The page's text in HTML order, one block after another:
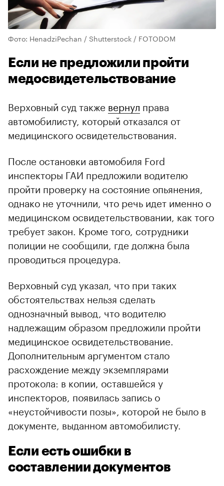
Фото: HenadziPechan / Shutterstock / FOTODOM
Если не предложили пройти
медосвидетельствование
Верховный суд также вернул права
автомобилисту, который отказался от
медицинского освидетельствования.
После остановки автомобиля Ford
инспекторы ГАИ предложили водителю
пройти проверку на состояние опьянения,
однако не уточнили, что речь идет именно о
медицинском освидетельствовании, как того
требует закон. Кроме того, сотрудники
полиции не сообщили, где должна была
проводиться процедура.
Верховный суд указал, что при таких
обстоятельствах нельзя сделать
однозначный вывод, что водителю
надлежащим образом предложили пройти
медицинское освидетельствование.
Дополнительным аргументом стало
расхождение между экземплярами
протокола: в копии, оставшейся у
инспекторов, появилась запись о
«неустойчивости позы», которой не было в
документе, выданном автомобилисту.
Если есть ошибки в
составлении документов